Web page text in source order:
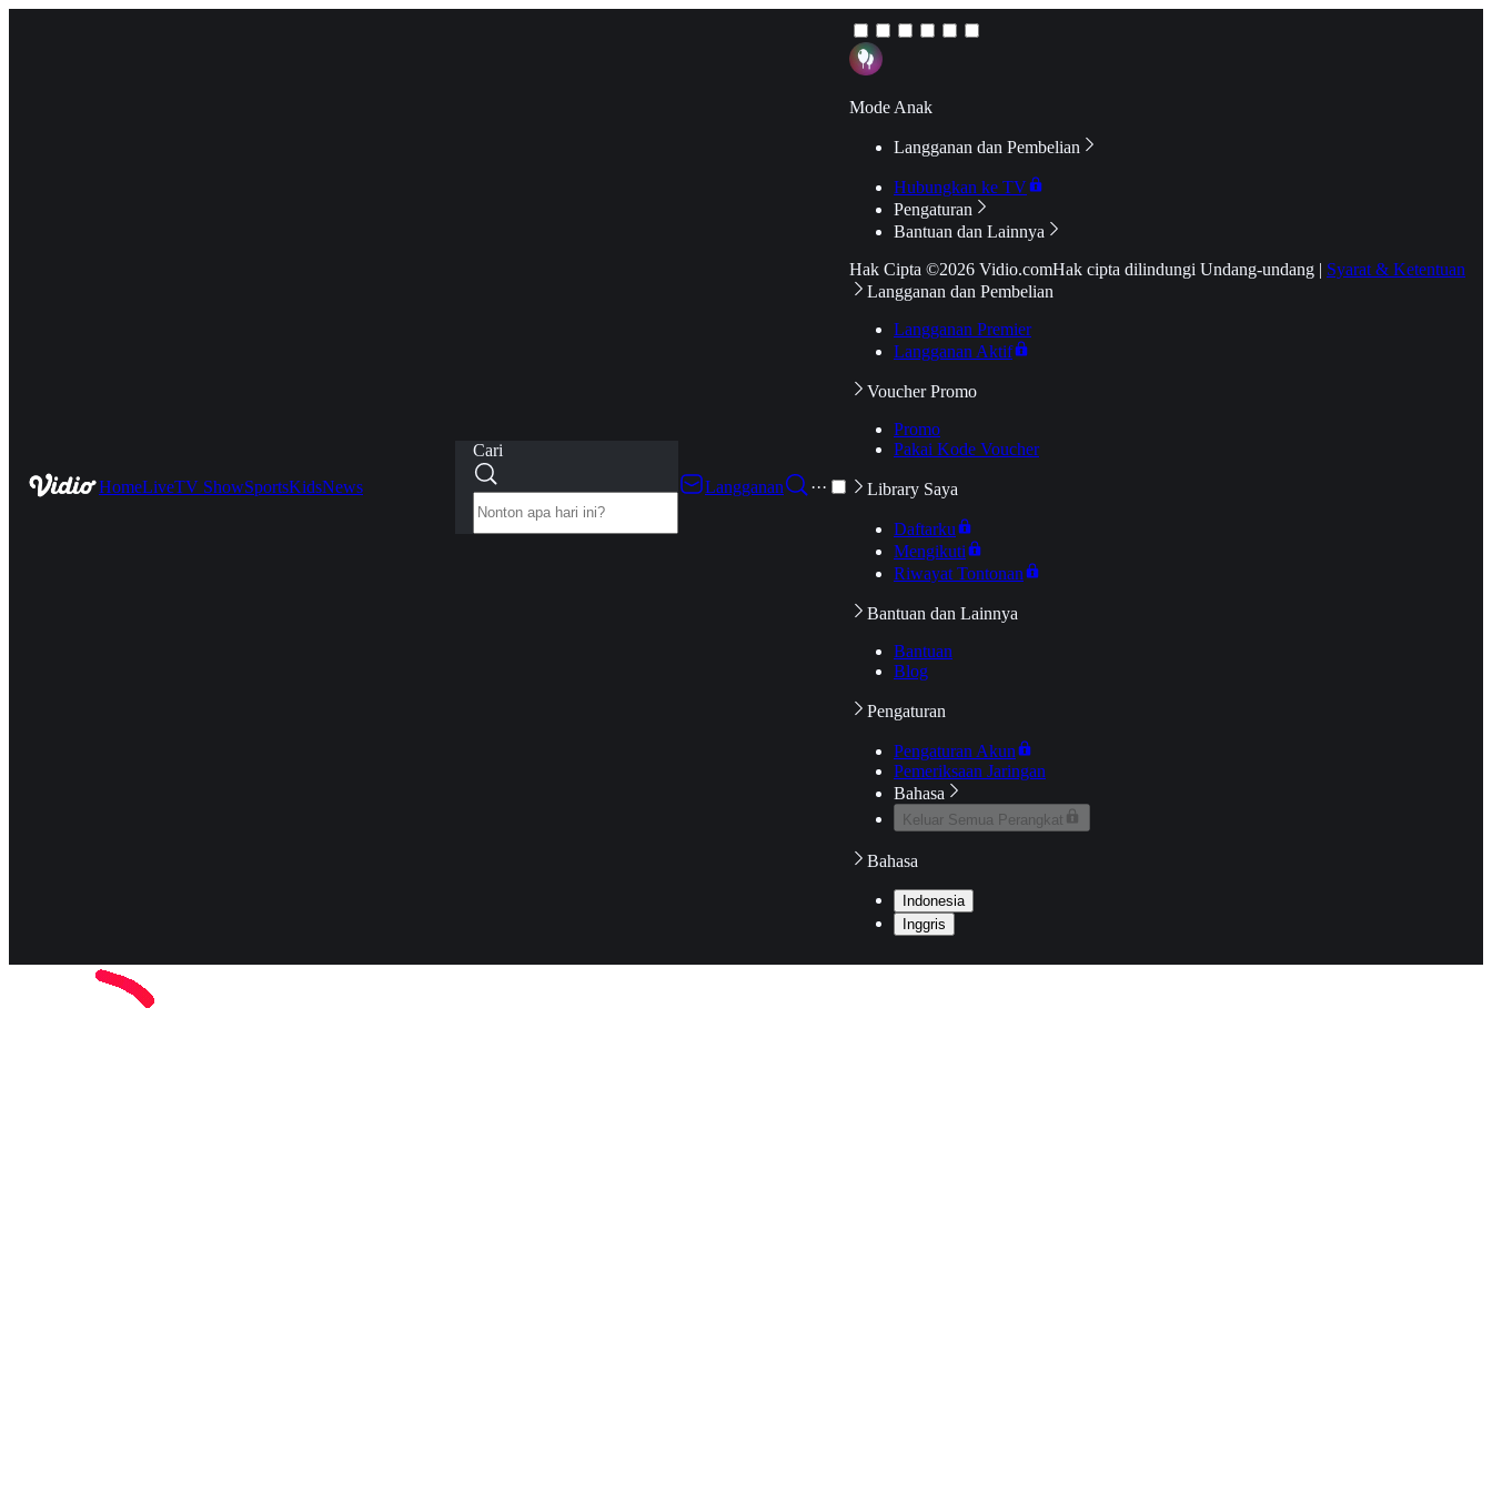
HomeLiveTV ShowSportsKidsNews
Cari
Langganan
···
Mode Anak
Langganan dan Pembelian
Hubungkan ke TV
Pengaturan
Bantuan dan Lainnya
Hak Cipta ©2026 Vidio.comHak cipta dilindungi Undang-undang | Syarat & Ketentuan
Langganan dan Pembelian
Langganan Premier
Langganan Aktif
Voucher Promo
Promo
Pakai Kode Voucher
Library Saya
Daftarku
Mengikuti
Riwayat Tontonan
Bantuan dan Lainnya
Bantuan
Blog
Pengaturan
Pengaturan Akun
Pemeriksaan Jaringan
Bahasa
Keluar Semua Perangkat
Bahasa
Indonesia
Inggris